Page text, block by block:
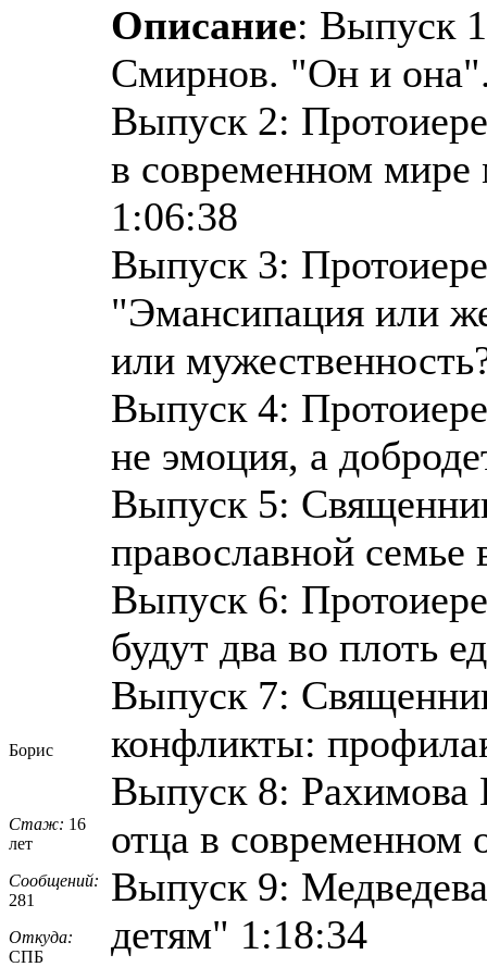
Борис
Стаж: 16
лет
Сообщений:
281
Откуда:
СПБ
Описание: Выпуск
Смирнов. "Он и
Выпуск 2:
в современном
1:06:38
Выпуск 3:
"Эмансипация или
или
Выпуск 4:
не эмоция, а
Выпуск 5:
православной
Выпуск 6:
будут два во плоть
Выпуск 7:
конфликты:
Выпуск 8:
отца в современном
Выпуск 9:
детям" 1:18:34